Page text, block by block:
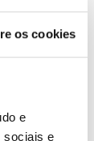
os cookies
e
sociais e
setor.